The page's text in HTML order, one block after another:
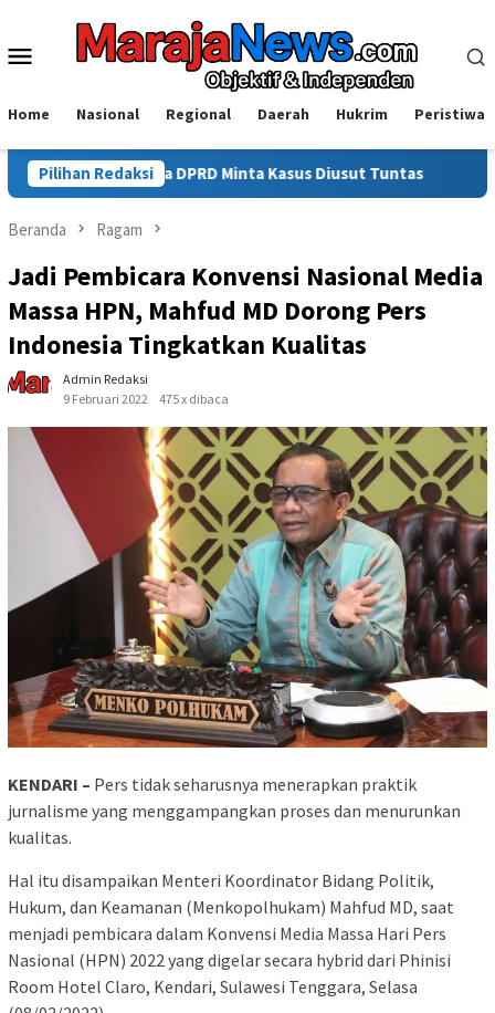
konten
Menu
Home Nasional Regional Daerah Hukrim Peristiwa
Pilihan Redaksi
Minta Kasus Diusut Tuntas Isyal Aprisal Pemuda
Beranda Ragam
Jadi Pembicara Konvensi Nasional Media
Massa HPN, Mahfud MD Dorong Pers
Indonesia Tingkatkan Kualitas
Admin Redaksi
9 Februari 2022
475 x dibaca
KENDARI – Pers tidak seharusnya menerapkan praktik
jurnalisme yang menggampangkan proses dan menurunkan
kualitas.
Hal itu disampaikan Menteri Koordinator Bidang Politik,
Hukum, dan Keamanan (Menkopolhukam) Mahfud MD, saat
menjadi pembicara dalam Konvensi Media Massa Hari Pers
Nasional (HPN) 2022 yang digelar secara hybrid dari Phinisi
Room Hotel Claro, Kendari, Sulawesi Tenggara, Selasa